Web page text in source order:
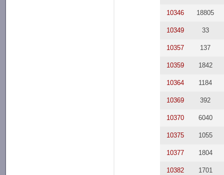
10346 18805
10349 33
10357 137
10359 1842
10364 1184
10369 392
10370 6040
10375 1055
10377 1804
10382 1701